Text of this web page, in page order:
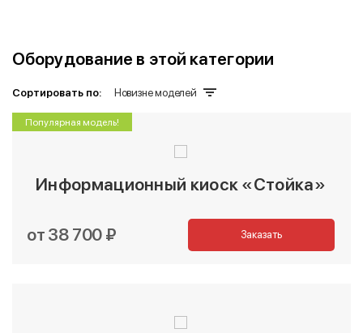
Оборудование в этой категории
Сортировать по: Новизне моделей
Популярная модель!
Информационный киоск «Стойка»
от 38 700 ₽ Заказать